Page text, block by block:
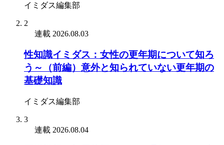
イミダス編集部
2
連載 2026.08.03
性知識イミダス：女性の更年期について知ろ
う～（前編）意外と知られていない更年期の
基礎知識
イミダス編集部
3
連載 2026.08.04